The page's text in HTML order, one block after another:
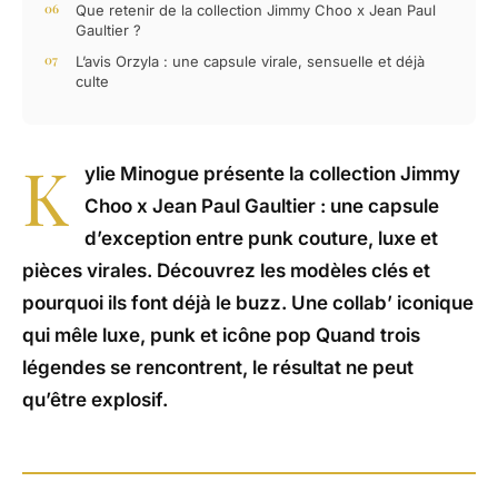
Que retenir de la collection Jimmy Choo x Jean Paul
Gaultier ?
L’avis Orzyla : une capsule virale, sensuelle et déjà
culte
K
ylie Minogue présente la collection Jimmy
Choo x Jean Paul Gaultier : une capsule
d’exception entre punk couture, luxe et
pièces virales. Découvrez les modèles clés et
pourquoi ils font déjà le buzz. Une collab’ iconique
qui mêle luxe, punk et icône pop Quand trois
légendes se rencontrent, le résultat ne peut
qu’être explosif.